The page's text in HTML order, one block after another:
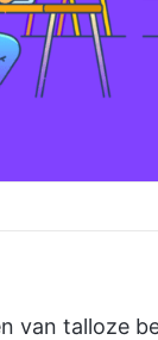
van talloze